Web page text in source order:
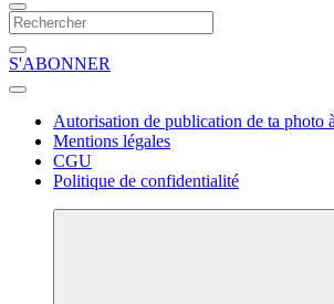
S'ABONNER
Autorisation de publication de ta photo
Mentions légales
CGU
Politique de confidentialité